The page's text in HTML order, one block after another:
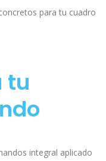
para tu cuadro
tu
integral aplicado